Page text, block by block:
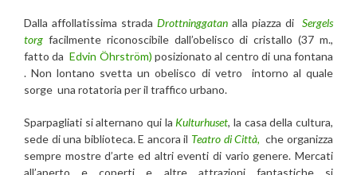
Dalla affollatissima strada Drottninggatan alla piazza di Sergels
torg facilmente riconoscibile dall’obelisco di cristallo (37 m.,
fatto daEdvin Öhrström)posizionato al centro di una fontana
. Non lontano svetta un obelisco di vetro intorno al quale
sorge una rotatoria per il traffico urbano.
Sparpagliati si alternano qui la Kulturhuset, la casa della cultura,
sede di una biblioteca. E ancora il Teatro di Città, che organizza
sempre mostre d’arte ed altri eventi di vario genere. Mercati
all’aperto e coperti e altre attrazioni fantastiche si